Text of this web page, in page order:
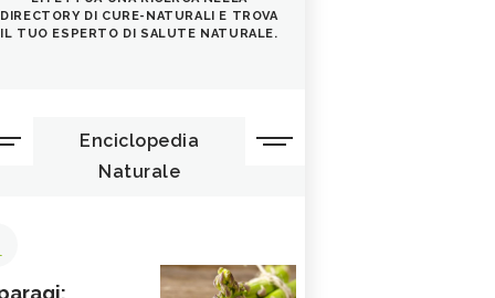
DIRECTORY DI CURE-NATURALI E TROVA
IL TUO ESPERTO DI SALUTE NATURALE.
Enciclopedia
Naturale